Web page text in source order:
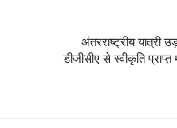
अंतरराष्ट्रीय यात्री
डीजीसीए से स्वीकृति प्राप्त